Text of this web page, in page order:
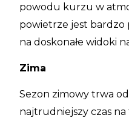
powodu kurzu w
powietrze jest bardzo
na doskonałe widoki
Zima
Sezon zimowy trwa
najtrudniejszy czas